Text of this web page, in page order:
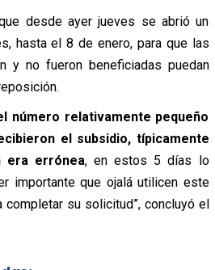
desde ayer jueves se abrió un
hasta el 8 de enero, para que las
y no fueron beneficiadas puedan
número relativamente pequeño
el subsidio, típicamente
era errónea, en estos 5 días lo
importante que ojalá utilicen este
completar su solicitud”, concluyó el